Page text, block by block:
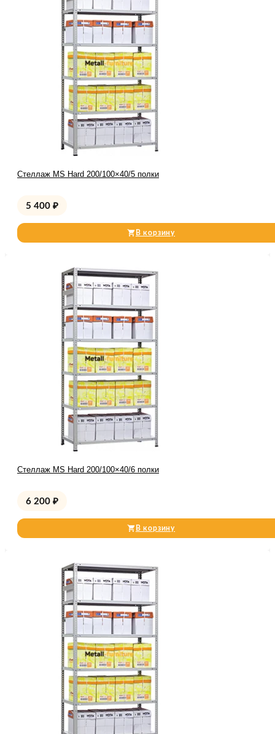
Стеллаж MS Hard 200/100×40/5 полки
5 400 ₽
В корзину
Стеллаж MS Hard 200/100×40/6 полки
6 200 ₽
В корзину